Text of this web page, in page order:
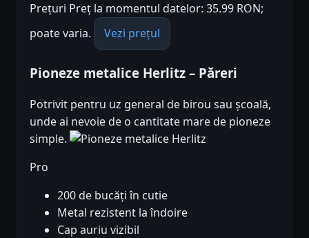
Prețuri Preț la momentul datelor: 35.99 RON;
poate varia.
Vezi prețul
Pioneze metalice Herlitz – Păreri
Potrivit pentru uz general de birou sau școală,
unde ai nevoie de o cantitate mare de pioneze
simple.
Pro
200 de bucăți în cutie
Metal rezistent la îndoire
Cap auriu vizibil